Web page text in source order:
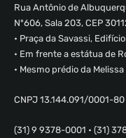
Rua Antônio de
Nº606, Sala 203, CEP
• Praça da Savassi,
• Em frente a estátua de
• Mesmo prédio da
CNPJ 13.144.091/0001-80
(31) 9 9378-0001 • (31)